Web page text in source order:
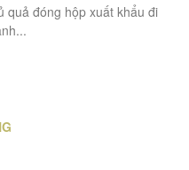
quả đóng hộp xuất khẩu đi